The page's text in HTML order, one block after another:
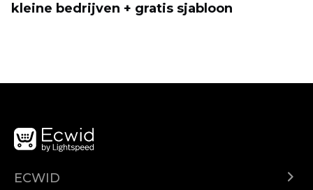
kleine bedrijven + gratis sjabloon
ECWID